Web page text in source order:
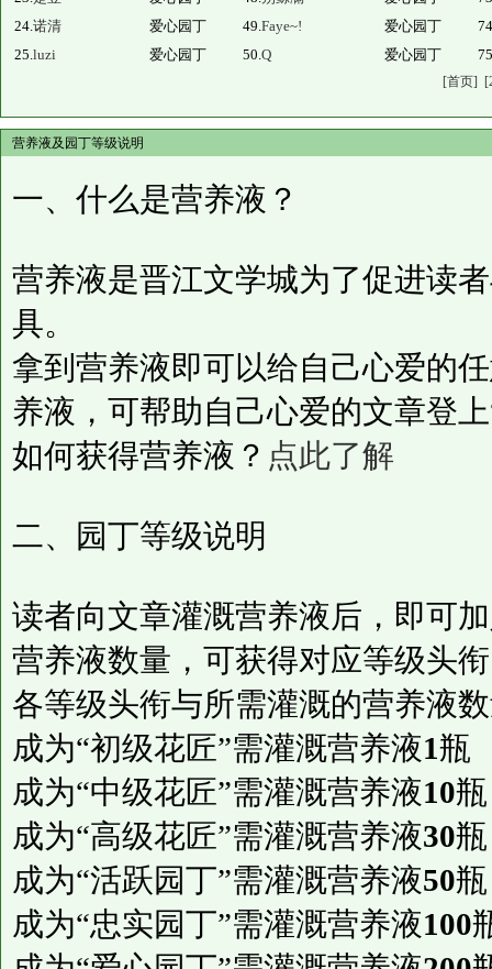
24.诺清
爱心园丁
25.luzi 爱心园丁
49.Faye~!
爱心园丁
50.Q 爱心园丁
[首页]
营养液及园丁等级说明
一、什么是营养液？
营养液是晋江文学城为了促进读
具。
拿到营养液即可以给自己心爱的
养液，可帮助自己心爱的文章登
如何获得营养液？ 点此了解
二、园丁等级说明
读者向文章灌溉营养液后，即可
营养液数量，可获得对应等级头
各等级头衔与所需灌溉的营养液
成为“初级花匠”需灌溉营养液1瓶
成为“中级花匠”需灌溉营养液10瓶
成为“高级花匠”需灌溉营养液30瓶
成为“活跃园丁”需灌溉营养液50瓶
成为“忠实园丁”需灌溉营养液100